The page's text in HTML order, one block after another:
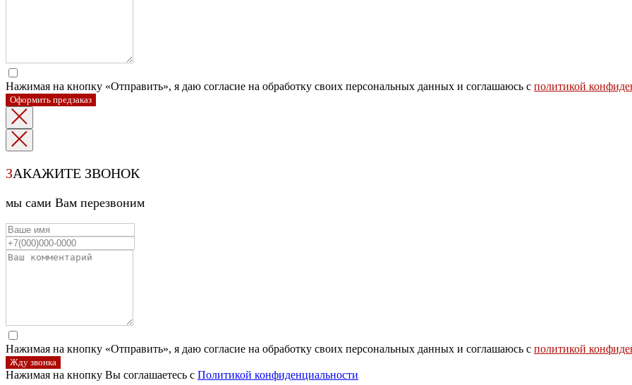
Нажимая на кнопку «Отправить», я даю согласие на обработку своих персональных данных и соглашаюсь с политикой
Оформить предзаказ
ЗАКАЖИТЕ ЗВОНОК
мы сами Вам перезвоним
Нажимая на кнопку «Отправить», я даю согласие на обработку своих персональных данных и соглашаюсь с политикой
Жду звонка
Нажимая на кнопку Вы соглашаетесь с Политикой конфиденциальности